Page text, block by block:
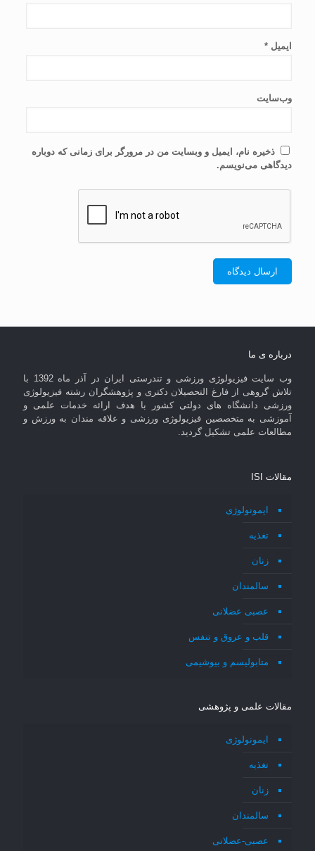
ایمیل *
وب‌سایت
ذخیره نام، ایمیل و وبسایت من در مرورگر برای زمانی که دوباره
دیدگاهی می‌نویسم.
درباره ی ما
وب سایت فیزیولوژی ورزشی و تندرستی ایران در آذر ماه 1392 با
تلاش گروهی از فارغ التحصیلان دکتری و پژوهشگران رشته فیزیولوژی
ورزشی دانشگاه های دولتی کشور با هدف ارائه خدمات علمی و
آموزشی به متخصصین فیزیولوژی ورزشی و علاقه مندان به ورزش و
مطالعات علمی تشکیل گردید.
مقالات ISI
ایمونولوژی
تغذیه
زنان
سالمندان
عصبی عضلانی
قلب و عروق و تنفس
متابولیسم و بیوشیمی
مقالات علمی و پژوهشی
ایمونولوژی
تغذیه
زنان
سالمندان
عصبی-عضلانی